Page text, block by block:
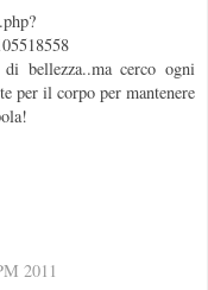
bellezza..ma cerco ogni
per il corpo per mantenere
2011